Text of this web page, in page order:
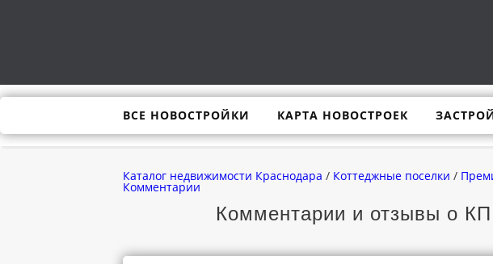
ВСЕ НОВОСТРОЙКИ КАРТА НОВОСТРОЕК
Каталог недвижимости Краснодара / Коттеджные поселки /
Комментарии
Комментарии и отзывы о